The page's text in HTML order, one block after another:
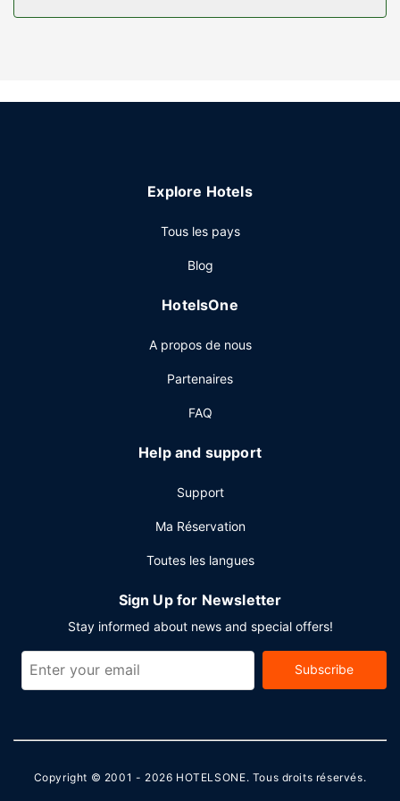
Internet gratuit et une salle de banquet. Rejoignez les
grâce à la navette payante.
by Wyndham Memphis Airport Graceland vous propose un
Les équipements et services proposés incluent l'accès à
service de départ express. Une navette vers et depuis
l'aéroport est proposée gratuitement (disponible sur
Explore Hotels
Tous les pays
Blog
HotelsOne
A propos de nous
Partenaires
FAQ
Help and support
Support
Ma Réservation
Toutes les langues
Sign Up for Newsletter
Stay informed about news and special offers!
Subscribe
Copyright © 2001 - 2026 HOTELSONE. Tous droits réservés.